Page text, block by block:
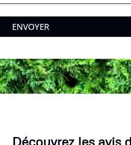
ENVOYER
Découvrez les avis